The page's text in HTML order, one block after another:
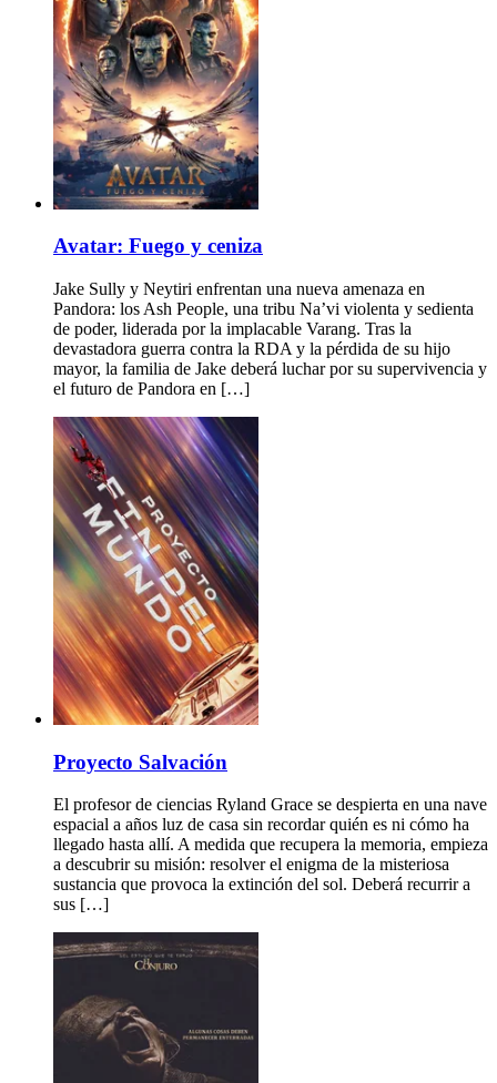
Avatar: Fuego y ceniza
Jake Sully y Neytiri enfrentan una nueva amenaza en
Pandora: los Ash People, una tribu Na’vi violenta y sedienta
de poder, liderada por la implacable Varang. Tras la
devastadora guerra contra la RDA y la pérdida de su hijo
mayor, la familia de Jake deberá luchar por su supervivencia y
el futuro de Pandora en […]
Proyecto Salvación
El profesor de ciencias Ryland Grace se despierta en una nave
espacial a años luz de casa sin recordar quién es ni cómo ha
llegado hasta allí. A medida que recupera la memoria, empieza
a descubrir su misión: resolver el enigma de la misteriosa
sustancia que provoca la extinción del sol. Deberá recurrir a
sus […]